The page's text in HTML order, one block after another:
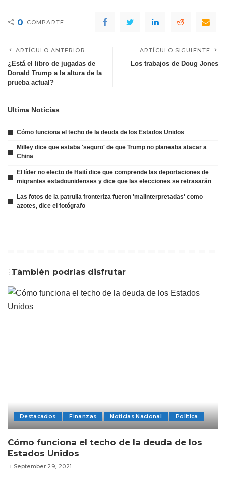
0 COMPARTE
ARTÍCULO ANTERIOR
¿Está el libro de jugadas de
Donald Trump a la altura de la
prueba actual?
ARTÍCULO SIGUIENTE
Los trabajos de Doug Jones
Ultima Noticias
Cómo funciona el techo de la deuda de los Estados Unidos
Milley dice que estaba 'seguro' de que Trump no planeaba atacar a
China
El líder no electo de Haití dice que comprende las deportaciones de
migrantes estadounidenses y dice que las elecciones se retrasarán
Las fotos de la patrulla fronteriza fueron 'malinterpretadas' como
azotes, dice el fotógrafo
También podrías disfrutar
Destacados Finanzas Noticias Nacional Politica
Cómo funciona el techo de la deuda de los
Estados Unidos
September 29, 2021